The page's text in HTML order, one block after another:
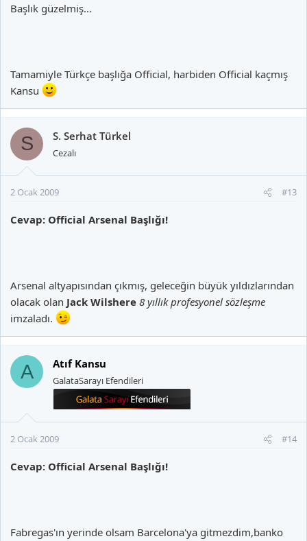
Başlık güzelmiş...
Tamamiyle Türkçe başlığa Official, harbiden Official kaçmış
Kansu
S S. Serhat Türkel
Cezalı
2 Ocak 2009 #13
Cevap: Official Arsenal Başlığı!
Arsenal altyapısından çıkmış, geleceğin büyük yıldızlarından
olacak olan Jack Wilshere 8 yıllık profesyonel sözleşme
imzaladı.
A Atıf Kansu
GalataSarayı Efendileri
2 Ocak 2009 #14
Cevap: Official Arsenal Başlığı!
Fabregas'ın yerinde olsam Barcelona'ya gitmezdim,banko